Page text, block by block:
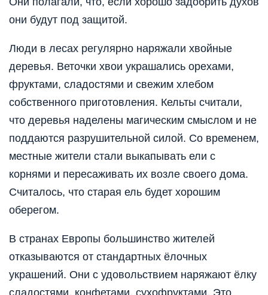
они будут под защитой.
Люди в лесах регулярно наряжали хвойные
деревья. Веточки хвои украшались орехами,
фруктами, сладостями и свежим хлебом
собственного приготовления. Кельты считали,
что деревья наделены магическим смыслом и не
поддаются разрушительной силой. Со временем,
местные жители стали выкапывать ели с
корнями и пересаживать их возле своего дома.
Считалось, что старая ель будет хорошим
оберегом.
В странах Европы большинство жителей
отказываются от стандартных ёлочных
украшений. Они с удовольствием наряжают ёлку
сладостями, конфетами, сухофруктами. Это